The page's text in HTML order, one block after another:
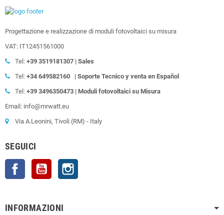
Progettazione e realizzazione di moduli fotovoltaici su misura
VAT: IT12451561000
Tel: +39 3519181307 | Sales
Tel: +34 649582160 | Soporte Tecnico y venta en Español
Tel: +39 3496350473 | Moduli fotovoltaici su Misura
Email: info@mrwatt.eu
Via A.Leonini, Tivoli (RM) - Italy
SEGUICI
Facebook YouTube
INFORMAZIONI